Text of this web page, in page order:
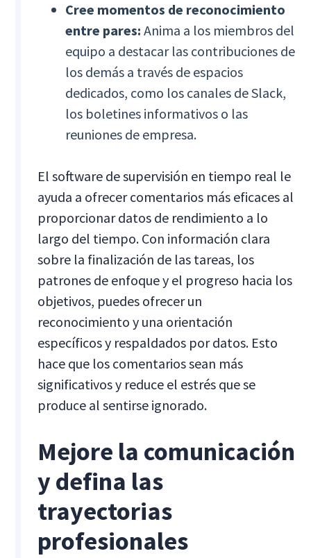
Cree momentos de reconocimiento
entre pares: Anima a los miembros del
equipo a destacar las contribuciones de
los demás a través de espacios
dedicados, como los canales de Slack,
los boletines informativos o las
reuniones de empresa.
El software de supervisión en tiempo real le
ayuda a ofrecer comentarios más eficaces al
proporcionar datos de rendimiento a lo
largo del tiempo. Con información clara
sobre la finalización de las tareas, los
patrones de enfoque y el progreso hacia los
objetivos, puedes ofrecer un
reconocimiento y una orientación
específicos y respaldados por datos. Esto
hace que los comentarios sean más
significativos y reduce el estrés que se
produce al sentirse ignorado.
Mejore la comunicación
y defina las
trayectorias
profesionales